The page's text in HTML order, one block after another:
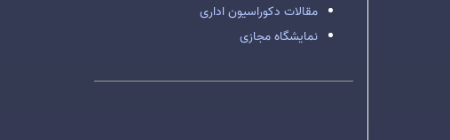
مقالات دکوراسیون اداری
نمایشگاه مجازی